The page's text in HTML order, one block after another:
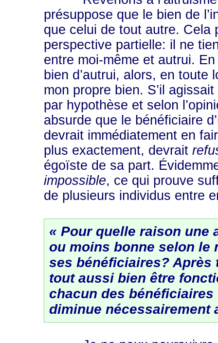
présuppose que le bien de
que celui de tout autre. Cela
perspective partielle: il ne
entre moi-même et autrui.
bien d’autrui, alors, en toute
mon propre bien. S’il
par hypothèse et selon
absurde que le bénéficiaire
devrait immédiatement en
plus exactement, devrait
égoïste de sa part.
impossible, ce qui prouve
de plusieurs individus entre
« Pour quelle raison une
ou moins bonne selon le
ses bénéficiaires? Après
tout aussi bien être
chacun des bénéficiaires
diminue nécessairement